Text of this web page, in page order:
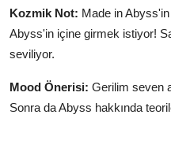
Kozmik Not: Made in
Abyss'in içine girmek istiyor!
seviliyor.
Mood Önerisi: Gerilim seven
Sonra da Abyss hakkında